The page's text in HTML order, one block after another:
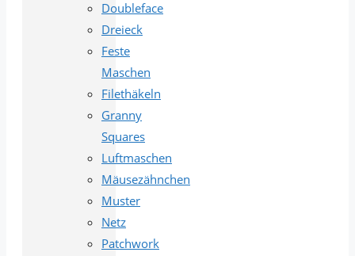
Doubleface
Dreieck
Feste
Maschen
Filethäkeln
Granny
Squares
Luftmaschen
Mäusezähnchen
Muster
Netz
Patchwork